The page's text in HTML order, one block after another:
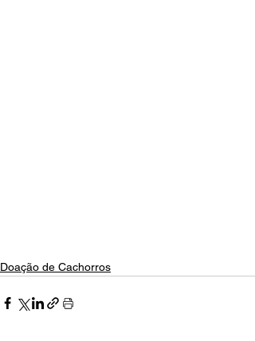
Doação de Cachorros